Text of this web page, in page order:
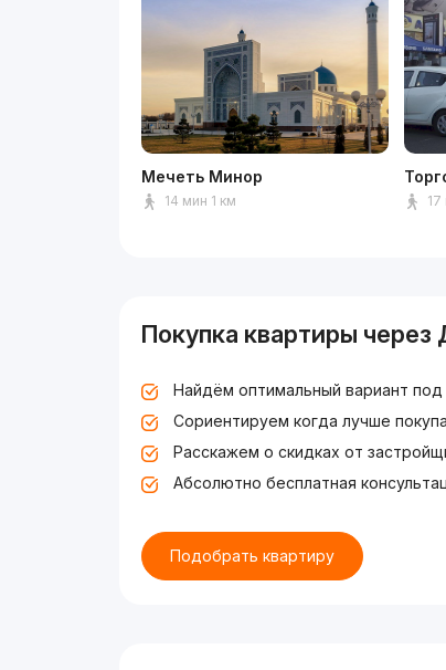
Мечеть Минор
14 мин 1 км 17
Покупка квартиры
Найдём оптимальный вариант
Сориентируем когда лучше
Расскажем о скидках от
Абсолютно бесплатная
Подобрать квартиру